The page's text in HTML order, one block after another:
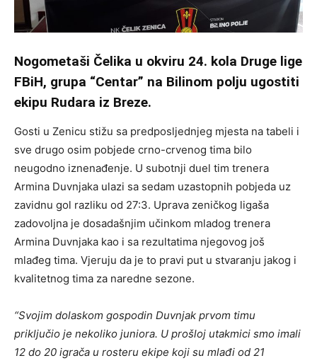
Nogometaši Čelika u okviru 24. kola Druge lige
FBiH, grupa “Centar” na Bilinom polju ugostiti
ekipu Rudara iz Breze.
Gosti u Zenicu stižu sa predposljednjeg mjesta na tabeli i
sve drugo osim pobjede crno-crvenog tima bilo
neugodno iznenađenje. U subotnji duel tim trenera
Armina Duvnjaka ulazi sa sedam uzastopnih pobjeda uz
zavidnu gol razliku od 27:3. Uprava zeničkog ligaša
zadovoljna je dosadašnjim učinkom mladog trenera
Armina Duvnjaka kao i sa rezultatima njegovog još
mlađeg tima. Vjeruju da je to pravi put u stvaranju jakog i
kvalitetnog tima za naredne sezone.
“Svojim dolaskom gospodin Duvnjak prvom timu
priključio je nekoliko juniora. U prošloj utakmici smo imali
12 do 20 igrača u rosteru ekipe koji su mlađi od 21